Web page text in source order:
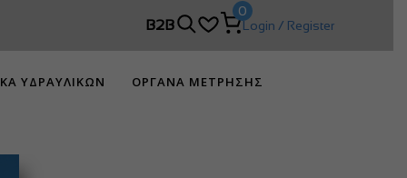
B2B
0
Login / Register
ΥΔΡΑΥΛΙΚΩΝ
ΟΡΓΑΝΑ ΜΕΤΡΗΣΗΣ